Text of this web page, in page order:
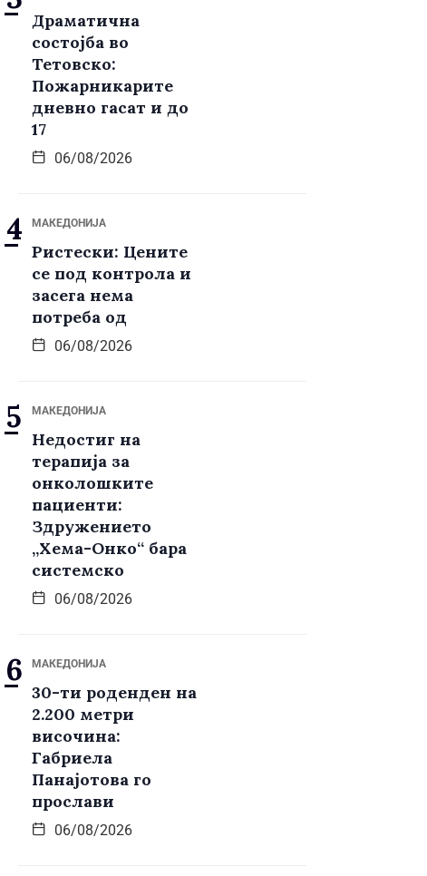
Драматична
состојба во
Тетовско:
Пожарникарите
дневно гасат и до
17
06/08/2026
МАКЕДОНИЈА
Ристески: Цените
се под контрола и
засега нема
потреба од
06/08/2026
МАКЕДОНИЈА
Недостиг на
терапија за
онколошките
пациенти:
Здружението
„Хема-Онко“ бара
системско
06/08/2026
МАКЕДОНИЈА
30-ти роденден на
2.200 метри
височина:
Габриела
Панајотова го
прослави
06/08/2026